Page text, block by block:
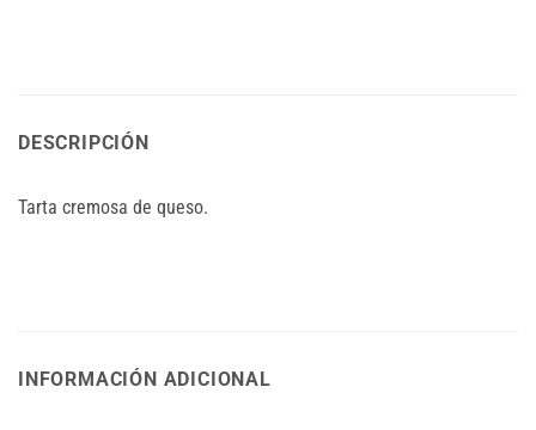
DESCRIPCIÓN
Tarta cremosa de queso.
INFORMACIÓN ADICIONAL